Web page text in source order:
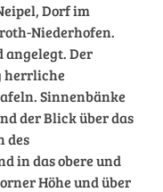
Dorf im
Niederhofen.
angelegt. Der
herrliche
Sinnenbänke
der Blick über das
des
in das obere und
Höhe und über